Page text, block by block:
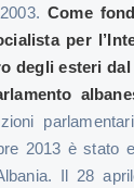
Come
per
degli esteri dal
2013 è stato
Il 28